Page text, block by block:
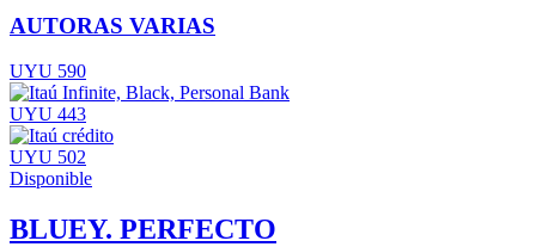
AUTORAS VARIAS
UYU 590
UYU 443
UYU 502
Disponible
BLUEY. PERFECTO